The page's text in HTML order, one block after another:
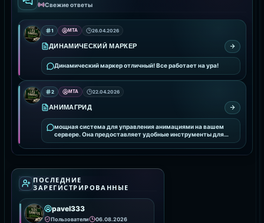
Свежие ответы
1 MTA 26.04.2026
ДИНАМИЧЕСКИЙ МАРКЕР
Динамический маркер отличный! Все работает на ура!
2 MTA 22.04.2026
АНИМАГРИД
мощная система для управления анимациями на вашем
сервере. Она предоставляет удобные инструменты для
интеграции и настройки анимаций, улучшая визуальное
ПОСЛЕДНИЕ
ЗАРЕГИСТРИРОВАННЫЕ
pavel333
Пользователи 06.08.2026